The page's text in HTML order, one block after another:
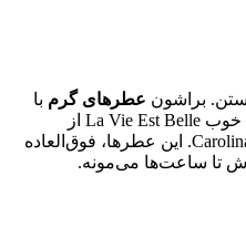
براشون عطرهای گرم با
بوی وانیل یا کارامل عالیه. پیشنهاد خوب La Vie Est Belle از
Lancome یا Good Girl از Carolina Herrera. این عطرها، فوق‌العاده
تا ساعت‌ها می‌مونه.